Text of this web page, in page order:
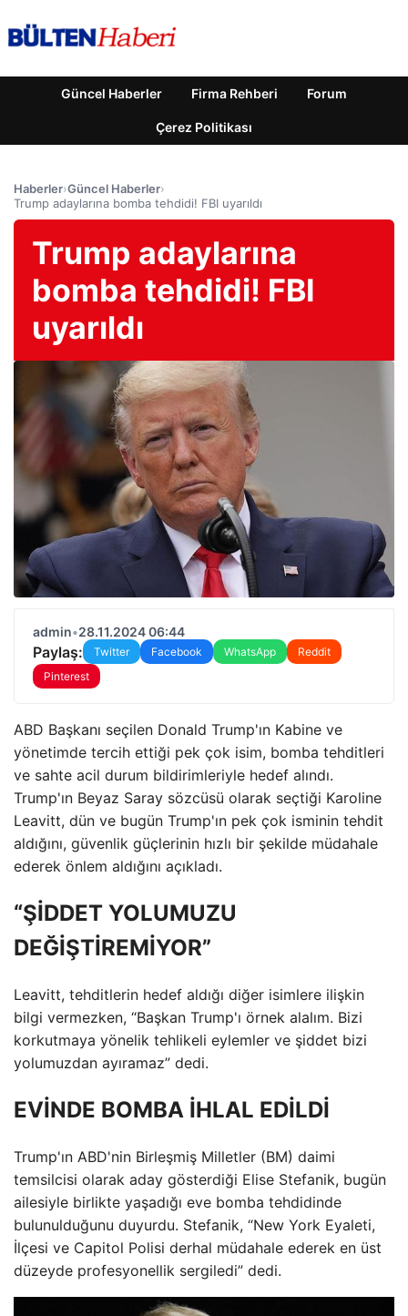
Güncel Haberler Firma Rehberi Forum
Çerez Politikası
Haberler›Güncel Haberler›
Trump adaylarına bomba tehdidi! FBI uyarıldı
Trump adaylarına
bomba tehdidi! FBI
uyarıldı
admin•28.11.2024 06:44
Paylaş: Twitter Facebook WhatsApp
Reddit
Pinterest
ABD Başkanı seçilen Donald Trump'ın Kabine ve
yönetimde tercih ettiği pek çok isim, bomba tehditleri
ve sahte acil durum bildirimleriyle hedef alındı.
Trump'ın Beyaz Saray sözcüsü olarak seçtiği Karoline
Leavitt, dün ve bugün Trump'ın pek çok isminin tehdit
aldığını, güvenlik güçlerinin hızlı bir şekilde müdahale
ederek önlem aldığını açıkladı.
“ŞİDDET YOLUMUZU
DEĞİŞTİREMİYOR”
Leavitt, tehditlerin hedef aldığı diğer isimlere ilişkin
bilgi vermezken, “Başkan Trump'ı örnek alalım. Bizi
korkutmaya yönelik tehlikeli eylemler ve şiddet bizi
yolumuzdan ayıramaz” dedi.
EVİNDE BOMBA İHLAL EDİLDİ
Trump'ın ABD'nin Birleşmiş Milletler (BM) daimi
temsilcisi olarak aday gösterdiği Elise Stefanik, bugün
ailesiyle birlikte yaşadığı eve bomba tehdidinde
bulunulduğunu duyurdu. Stefanik, “New York Eyaleti,
İlçesi ve Capitol Polisi derhal müdahale ederek en üst
düzeyde profesyonellik sergiledi” dedi.